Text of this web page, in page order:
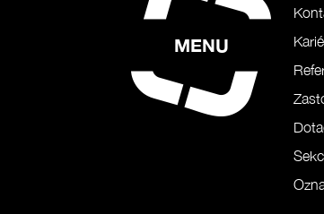
MENU